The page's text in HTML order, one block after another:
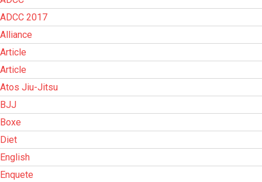
ADCC 2017
Alliance
Article
Article
Atos Jiu-Jitsu
BJJ
Boxe
Diet
English
Enquete